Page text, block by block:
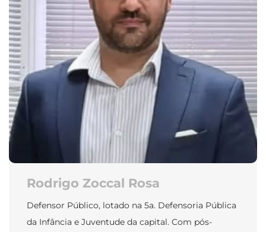
Rodrigo Zoccal Rosa
Defensor Público, lotado na 5a. Defensoria Pública
da Infância e Juventude da capital. Com pós-